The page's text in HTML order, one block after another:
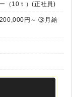
（10ｔ）(正社員)
円～ ③月給